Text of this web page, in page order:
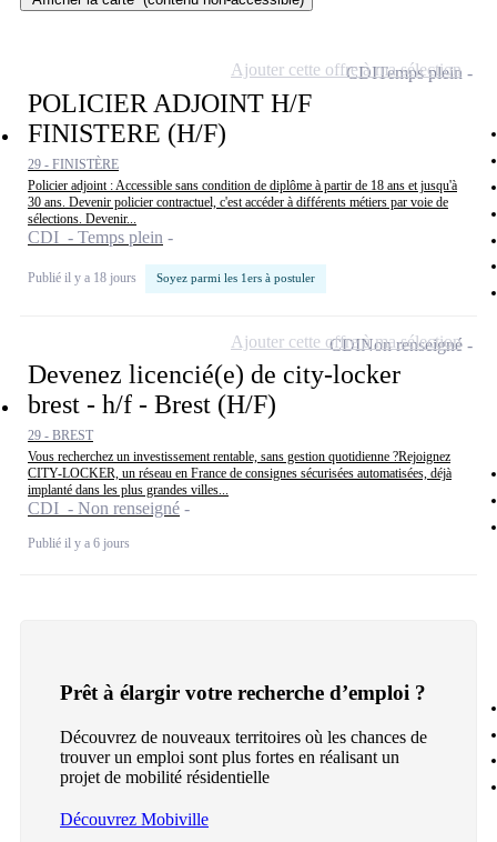
POLICIER ADJOINT H/F
FINISTERE (H/F)
29 - FINISTÈRE
Policier adjoint : Accessible sans condition de diplôme à partir de 18 ans et jusqu'à
30 ans. Devenir policier contractuel, c'est accéder à différents métiers par voie de
sélections. Devenir...
CDI - Temps plein
Publié il y a 18 jours Soyez parmi les 1ers à postuler
CDITemps plein
Ajouter cette offre à ma sélection
Devenez licencié(e) de city-locker
brest - h/f - Brest (H/F)
29 - BREST
Vous recherchez un investissement rentable, sans gestion quotidienne ?Rejoignez
CITY-LOCKER, un réseau en France de consignes sécurisées automatisées, déjà
implanté dans les plus grandes villes...
CDI - Non renseigné
Publié il y a 6 jours
CDINon renseigné
Ajouter cette offre à ma sélection
Prêt à élargir votre recherche d’emploi ?
Découvrez de nouveaux territoires où les chances de
trouver un emploi sont plus fortes en réalisant un
projet de mobilité résidentielle
Découvrez Mobiville